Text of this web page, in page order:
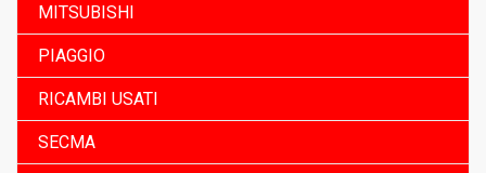
MITSUBISHI
PIAGGIO
RICAMBI USATI
SECMA